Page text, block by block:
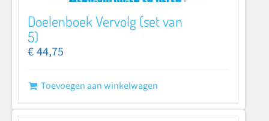
Doelenboek Vervolg (set van
5)
€44,75
Toevoegen aan winkelwagen